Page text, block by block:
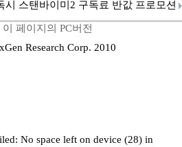
시 스탠바이미2 구독료 반값 프로모션
이 페이지의 PC버전
Research Corp. 2010
No space left on device (28) in